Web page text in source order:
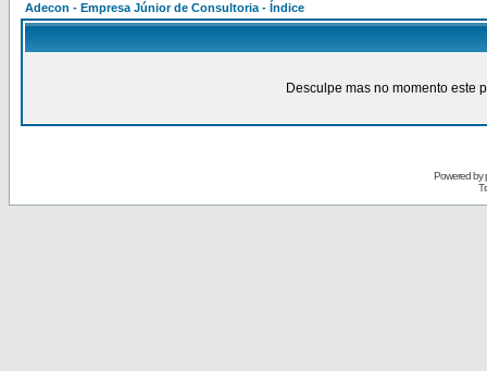
Adecon - Empresa Júnior de Consultoria - Índice
Desculpe mas no momento este
Powered by